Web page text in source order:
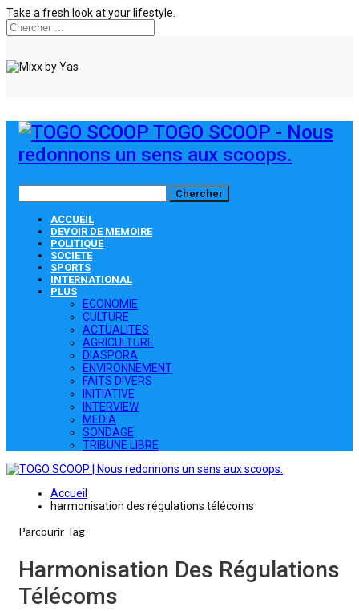
Take a fresh look at your lifestyle.
TOGO SCOOP - Nous
redonnons un sens aux scoops.
ACCUEIL
DEVOIR DE MEMOIRE
POLITIQUE
SOCIETE
SPORTS
INTERNATIONAL
PLUS
ECONOMIE
CULTURE
ACTUALITES
AGRICULTURE
DIASPORA
ENVIRONNEMENT
FAITS DIVERS
INITIATIVE
INTERVIEW
MEDIA
SONDAGE
TRIBUNE LIBRE
Accueil
harmonisation des régulations télécoms
Parcourir Tag
Harmonisation Des Régulations
Télécoms